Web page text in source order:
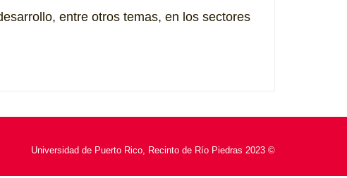
entre otros temas, en los sectores
Universidad de Puerto Rico, Recinto de Río Piedras 2023 ©